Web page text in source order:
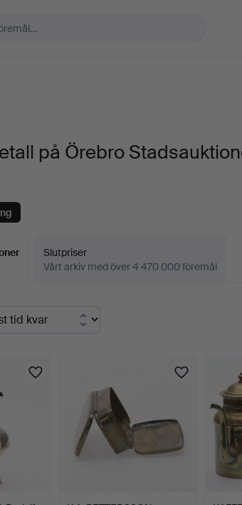
på Örebro
Slutpriser
Vårt arkiv med över 4 470 000 föremål